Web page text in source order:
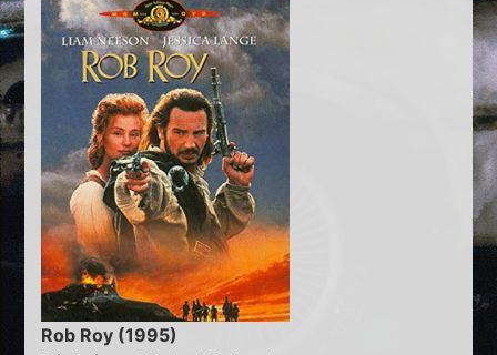
Rob Roy (1995)